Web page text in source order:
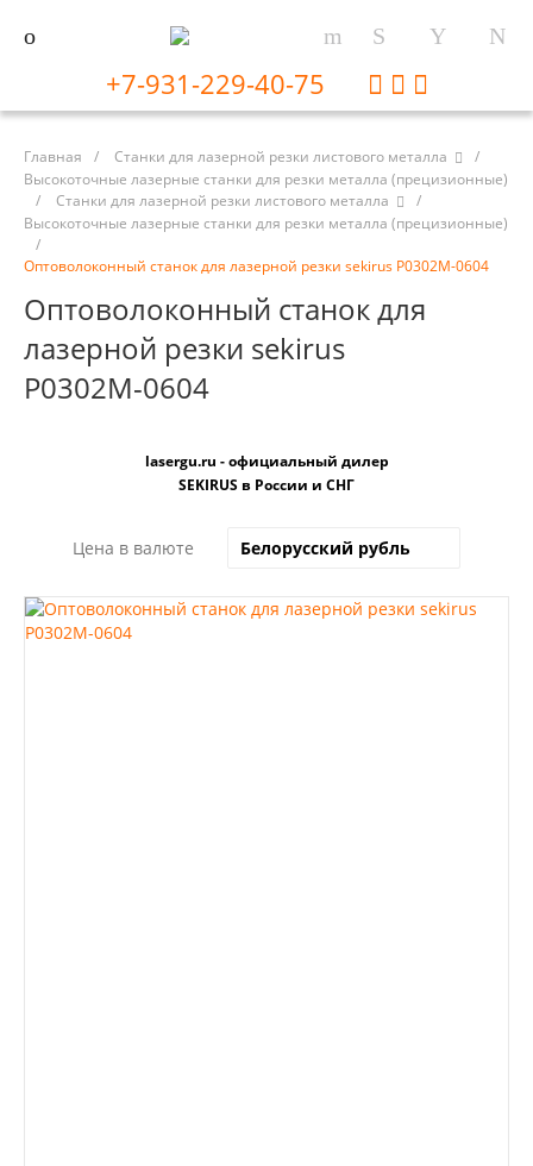
+7-931-229-40-75
Главная / Станки для лазерной резки листового металла
/
Высокоточные лазерные станки для резки металла (прецизионные)
/
Станки для лазерной резки листового металла
/
Высокоточные лазерные станки для резки металла (прецизионные)
/
Оптоволоконный станок для лазерной резки sekirus P0302М-0604
Оптоволоконный станок для
лазерной резки sekirus
P0302М-0604
Цена в валюте
lasergu.ru - официальный дилер
SEKIRUS в России и СНГ